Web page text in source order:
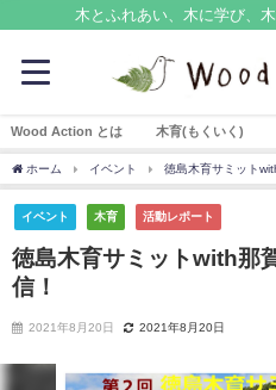
木とふれあい、木に学び、
Wood Action とは 木育(もくいく)
ホーム イベント 徳島木育サミット
イベント 木育 活動レポート
徳島木育サミットwith那
信！
2021年8月20日 2021年8月20日